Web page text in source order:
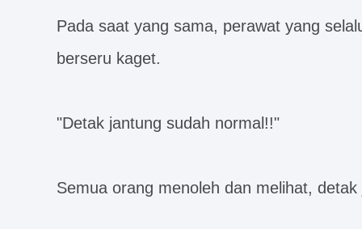
Pada saat yang sama, perawat yang
berseru kaget.
"Detak jantung sudah normal!!"
Semua orang menoleh dan melihat,